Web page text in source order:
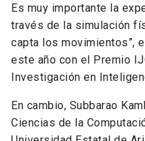
Es muy importante la
través de la simulación
capta los movimientos”,
este año con el Premio
Investigación en
En cambio, Subbarao
Ciencias de la